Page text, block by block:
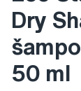
Dry
50 ml